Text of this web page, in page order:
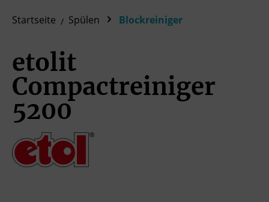
Startseite Spülen Blockreiniger
etolit
Compactreiniger
5200